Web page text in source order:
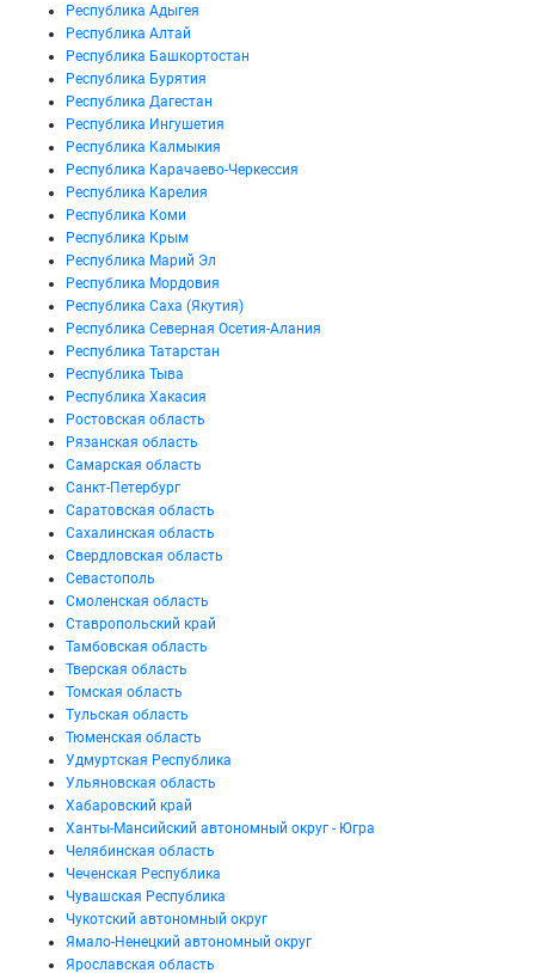
Республика Адыгея
Республика Алтай
Республика Башкортостан
Республика Бурятия
Республика Дагестан
Республика Ингушетия
Республика Калмыкия
Республика Карачаево-Черкессия
Республика Карелия
Республика Коми
Республика Крым
Республика Марий Эл
Республика Мордовия
Республика Саха (Якутия)
Республика Северная Осетия-Алания
Республика Татарстан
Республика Тыва
Республика Хакасия
Ростовская область
Рязанская область
Самарская область
Санкт-Петербург
Саратовская область
Сахалинская область
Свердловская область
Севастополь
Смоленская область
Ставропольский край
Тамбовская область
Тверская область
Томская область
Тульская область
Тюменская область
Удмуртская Республика
Ульяновская область
Хабаровский край
Ханты-Мансийский автономный округ - Югра
Челябинская область
Чеченская Республика
Чувашская Республика
Чукотский автономный округ
Ямало-Ненецкий автономный округ
Ярославская область